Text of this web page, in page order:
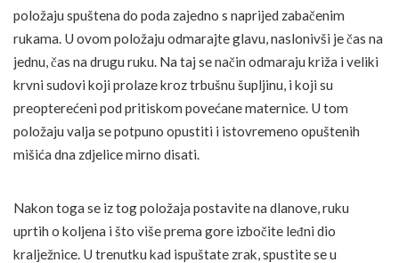
položaju spuštena do poda zajedno s naprijed zabačenim
rukama. U ovom položaju odmarajte glavu, naslonivši je čas na
jednu, čas na drugu ruku. Na taj se način odmaraju križa i veliki
krvni sudovi koji prolaze kroz trbušnu šupljinu, i koji su
preopterećeni pod pritiskom povećane maternice. U tom
položaju valja se potpuno opustiti i istovremeno opuštenih
mišića dna zdjelice mirno disati.
Nakon toga se iz tog položaja postavite na dlanove, ruku
uprtih o koljena i što više prema gore izbočite leđni dio
kralježnice. U trenutku kad ispuštate zrak, spustite se u